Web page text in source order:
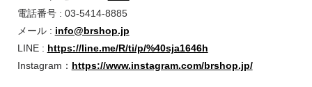
電話番号 : 03-5414-8885
メール : info@brshop.jp
LINE : https://line.me/R/ti/p/%40sja1646h
Instagram： https://www.instagram.com/brshop.jp/